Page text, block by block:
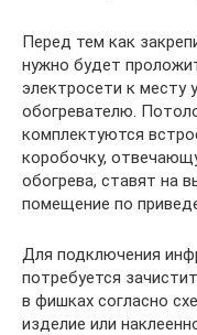
Перед тем как
нужно будет
электросети к месту
обогревателю.
комплектуются
коробочку,
обогрева, ставят на
помещение по
Для подключения
потребуется
в фишках согласно
изделие или